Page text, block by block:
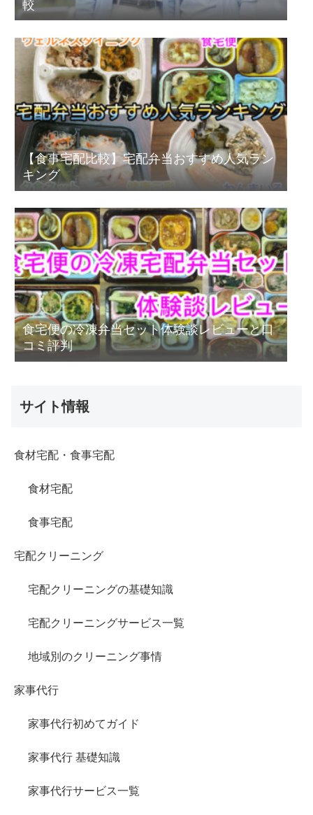
較
【食事宅配比較】宅配弁当おすすめ人気ラン
キング
食宅便の冷凍弁当セット体験談レビューと口
コミ評判
サイト情報
食材宅配・食事宅配
食材宅配
食事宅配
宅配クリーニング
宅配クリーニングの基礎知識
宅配クリーニングサービス一覧
地域別のクリーニング事情
家事代行
家事代行初めてガイド
家事代行 基礎知識
家事代行サービス一覧